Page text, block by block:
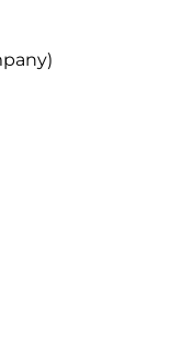
eine lange
neuen moto g67